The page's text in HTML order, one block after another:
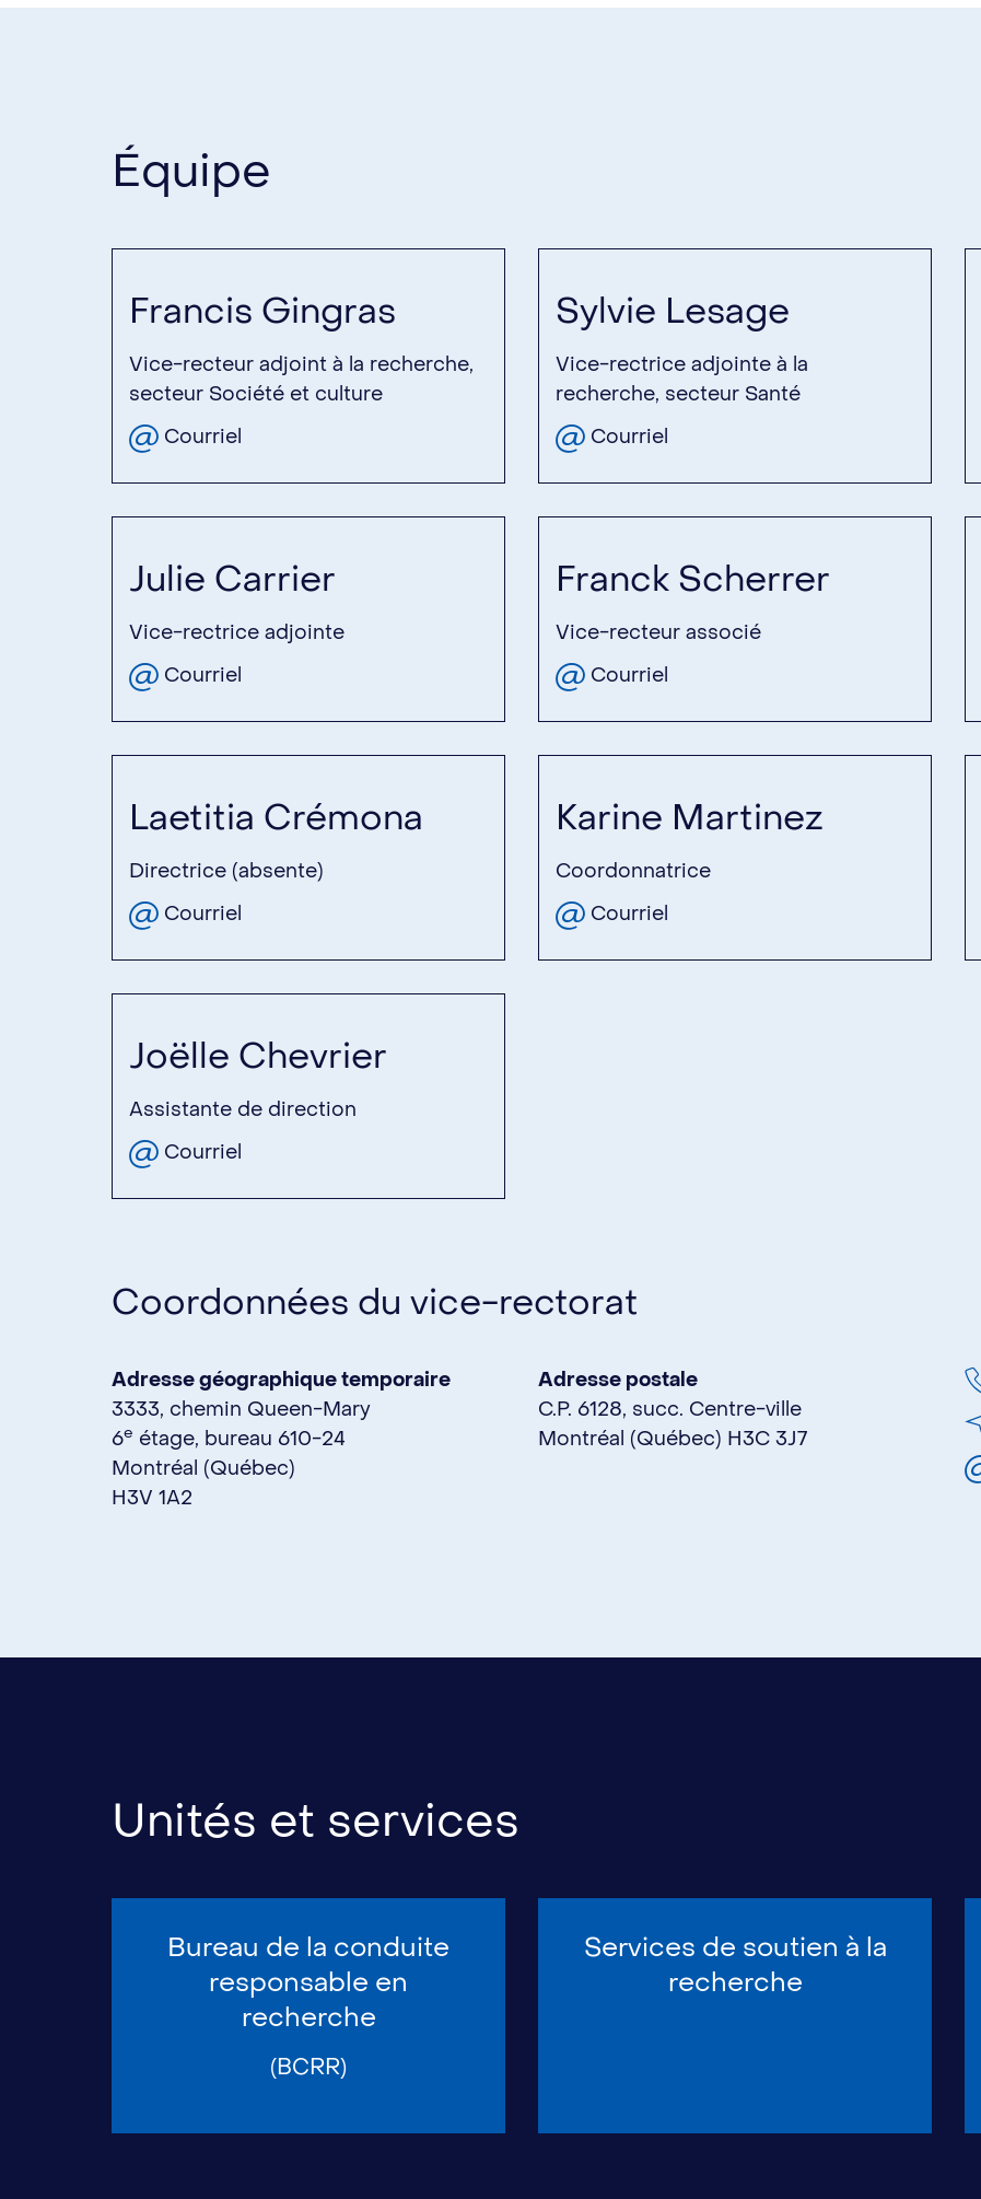
Équipe
Francis Gingras
Vice-recteur adjoint à la recherche,
secteur Société et culture
Courriel
Julie Carrier
Vice-rectrice adjointe
Courriel
Laetitia Crémona
Directrice (absente)
Courriel
Joëlle Chevrier
Assistante de direction
Courriel
Sylvie Lesage
Vice-rectrice adjointe à la
recherche, secteur Santé
Courriel
Franck Scherrer
Vice-recteur associé
Courriel
Karine Martinez
Coordonnatrice
Courriel
Coordonnées du vice-rectorat
Adresse géographique temporaire
3333, chemin Queen-Mary
6e étage, bureau 610-24
Montréal (Québec)
H3V 1A2
Adresse postale
C.P. 6128, succ. Centre-ville
Montréal (Québec) H3C 3J7
Unités et services
Bureau de la conduite
responsable en
recherche
(BCRR)
Services de soutien à la
recherche